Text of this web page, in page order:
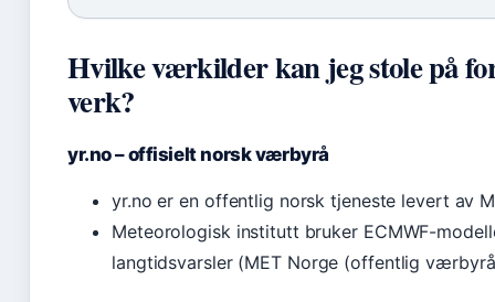
Hvilke værkilder kan jeg stole på
verk?
yr.no – offisielt norsk værbyrå
yr.no er en offentlig norsk tjeneste levert av
Meteorologisk institutt bruker ECMWF-
langtidsvarsler (MET Norge (offentlig